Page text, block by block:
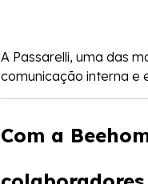
A Passarelli, uma das
comunicação interna e
Com a